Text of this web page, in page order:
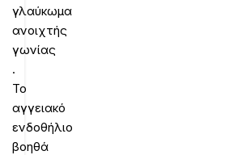
γλαύκωμα
ανοιχτής
γωνίας
.
Το
αγγειακό
ενδοθήλιο
βοηθά